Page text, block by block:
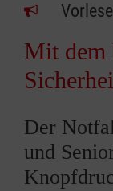
Mit dem
Der
und